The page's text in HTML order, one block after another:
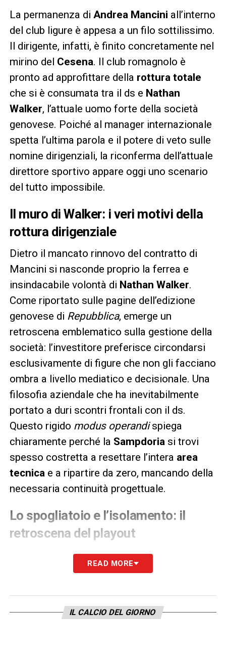
La permanenza di Andrea Mancini all’interno
del club ligure è appesa a un filo sottilissimo.
Il dirigente, infatti, è finito concretamente nel
mirino del Cesena. Il club romagnolo è
pronto ad approfittare della rottura totale
che si è consumata tra il ds e Nathan
Walker, l’attuale uomo forte della società
genovese. Poiché al manager internazionale
spetta l’ultima parola e il potere di veto sulle
nomine dirigenziali, la riconferma dell’attuale
direttore sportivo appare oggi uno scenario
del tutto impossibile.
Il muro di Walker: i veri motivi della
rottura dirigenziale
Dietro il mancato rinnovo del contratto di
Mancini si nasconde proprio la ferrea e
insindacabile volontà di Nathan Walker.
Come riportato sulle pagine dell’edizione
genovese di Repubblica, emerge un
retroscena emblematico sulla gestione della
società: l’investitore preferisce circondarsi
esclusivamente di figure che non gli facciano
ombra a livello mediatico e decisionale. Una
filosofia aziendale che ha inevitabilmente
portato a duri scontri frontali con il ds.
Questo rigido modus operandispiega
chiaramente perché la Sampdoriasi trovi
spesso costretta a resettare l’intera area
tecnicae a ripartire da zero, mancando della
necessaria continuità progettuale.
Lo spogliatoio e l’isolamento: il
retroscena del playout
I problemi perAndrea Mancininon si
limitano però agli attriti ai piani alti. Di
anno, verificatosi durante la delicatissima
READ MORE
IL CALCIO DEL GIORNO